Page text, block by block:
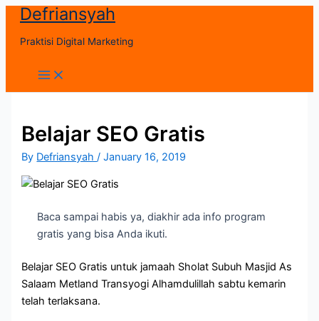
Skip
content
Defriansyah
Praktisi Digital Marketing
Main
Menu
Belajar SEO Gratis
By Defriansyah/January 16, 2019
Baca sampai habis ya, diakhir ada info program
gratis yang bisa Anda ikuti.
Belajar SEO Gratis untuk jamaah Sholat Subuh Masjid As
Salaam Metland Transyogi Alhamdulillah sabtu kemarin
telah terlaksana.